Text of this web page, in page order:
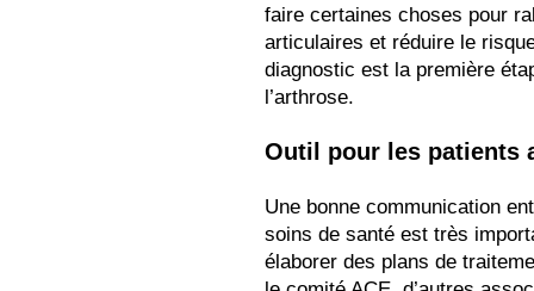
faire certaines choses pour
articulaires et réduire le
diagnostic est la première
l’arthrose.
Outil pour les patients
Une bonne communication
soins de santé est très
élaborer des plans de